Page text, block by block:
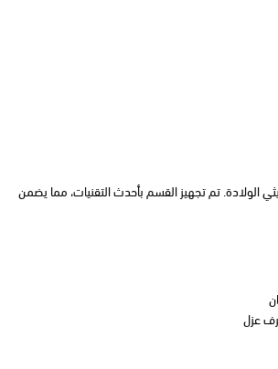
الولادة. تم تجهيز القسم بأحدث التقنيات، مما يضمن